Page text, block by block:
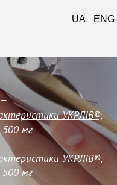
—
УКРЛІВ®,
мг
УКРЛІВ®,
мг
UA ENG